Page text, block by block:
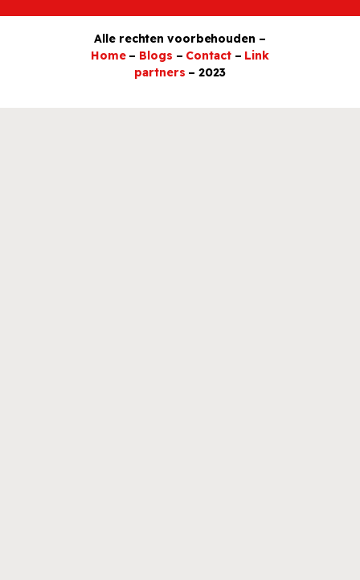
Alle rechten voorbehouden –
Home – Blogs – Contact – Link
partners – 2023